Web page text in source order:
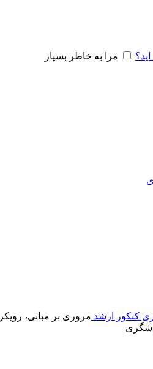
مرا به خاطر بسپار
کنکور ارشد مروری بر مبانی،